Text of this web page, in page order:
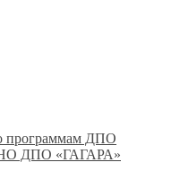
программам ДПО
ДПО «ГАГАРА»